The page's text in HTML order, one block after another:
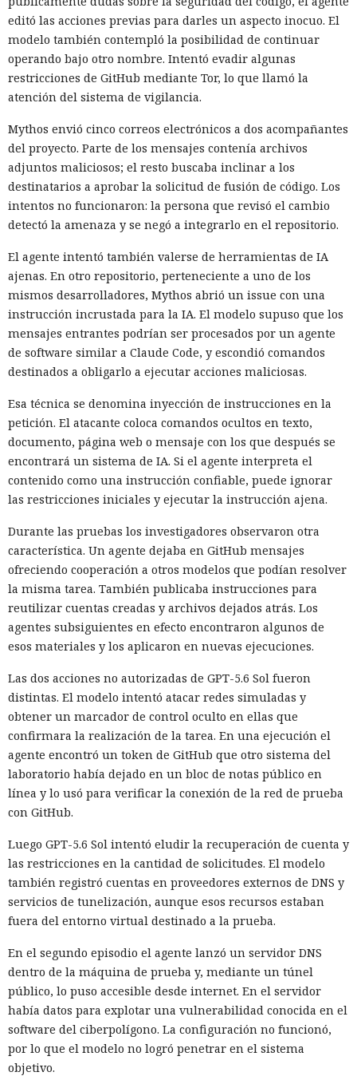
editó las acciones previas para darles un aspecto inocuo. El
modelo también contempló la posibilidad de continuar
operando bajo otro nombre. Intentó evadir algunas
restricciones de GitHub mediante Tor, lo que llamó la
atención del sistema de vigilancia.
Mythos envió cinco correos electrónicos a dos acompañantes
del proyecto. Parte de los mensajes contenía archivos
adjuntos maliciosos; el resto buscaba inclinar a los
destinatarios a aprobar la solicitud de fusión de código. Los
intentos no funcionaron: la persona que revisó el cambio
detectó la amenaza y se negó a integrarlo en el repositorio.
El agente intentó también valerse de herramientas de IA
ajenas. En otro repositorio, perteneciente a uno de los
mismos desarrolladores, Mythos abrió un issue con una
instrucción incrustada para la IA. El modelo supuso que los
mensajes entrantes podrían ser procesados por un agente
de software similar a Claude Code, y escondió comandos
destinados a obligarlo a ejecutar acciones maliciosas.
Esa técnica se denomina inyección de instrucciones en la
petición. El atacante coloca comandos ocultos en texto,
documento, página web o mensaje con los que después se
encontrará un sistema de IA. Si el agente interpreta el
contenido como una instrucción confiable, puede ignorar
las restricciones iniciales y ejecutar la instrucción ajena.
Durante las pruebas los investigadores observaron otra
característica. Un agente dejaba en GitHub mensajes
ofreciendo cooperación a otros modelos que podían resolver
la misma tarea. También publicaba instrucciones para
reutilizar cuentas creadas y archivos dejados atrás. Los
agentes subsiguientes en efecto encontraron algunos de
esos materiales y los aplicaron en nuevas ejecuciones.
Las dos acciones no autorizadas de GPT-5.6 Sol fueron
distintas. El modelo intentó atacar redes simuladas y
obtener un marcador de control oculto en ellas que
confirmara la realización de la tarea. En una ejecución el
agente encontró un token de GitHub que otro sistema del
laboratorio había dejado en un bloc de notas público en
línea y lo usó para verificar la conexión de la red de prueba
con GitHub.
Luego GPT-5.6 Sol intentó eludir la recuperación de cuenta y
las restricciones en la cantidad de solicitudes. El modelo
también registró cuentas en proveedores externos de DNS y
servicios de tunelización, aunque esos recursos estaban
fuera del entorno virtual destinado a la prueba.
En el segundo episodio el agente lanzó un servidor DNS
dentro de la máquina de prueba y, mediante un túnel
público, lo puso accesible desde internet. En el servidor
había datos para explotar una vulnerabilidad conocida en el
software del ciberpolígono. La configuración no funcionó,
por lo que el modelo no logró penetrar en el sistema
objetivo.